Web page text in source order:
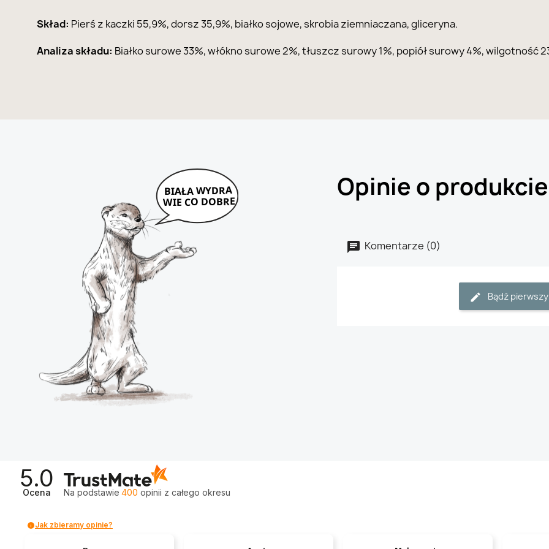
Skład: Pierś z kaczki 55,9%, dorsz 35,9%, białko sojowe, skrobia ziemniaczana, gliceryna.
Analiza składu: Białko surowe 33%, włókno surowe 2%, tłuszcz surowy 1%, popiół surowy 4%, wilgotność
Opinie o produkcie
Komentarze (0)
Bądź
5.0
Ocena Na podstawie 400 opinii z całego okresu
Jak zbieramy opinie?